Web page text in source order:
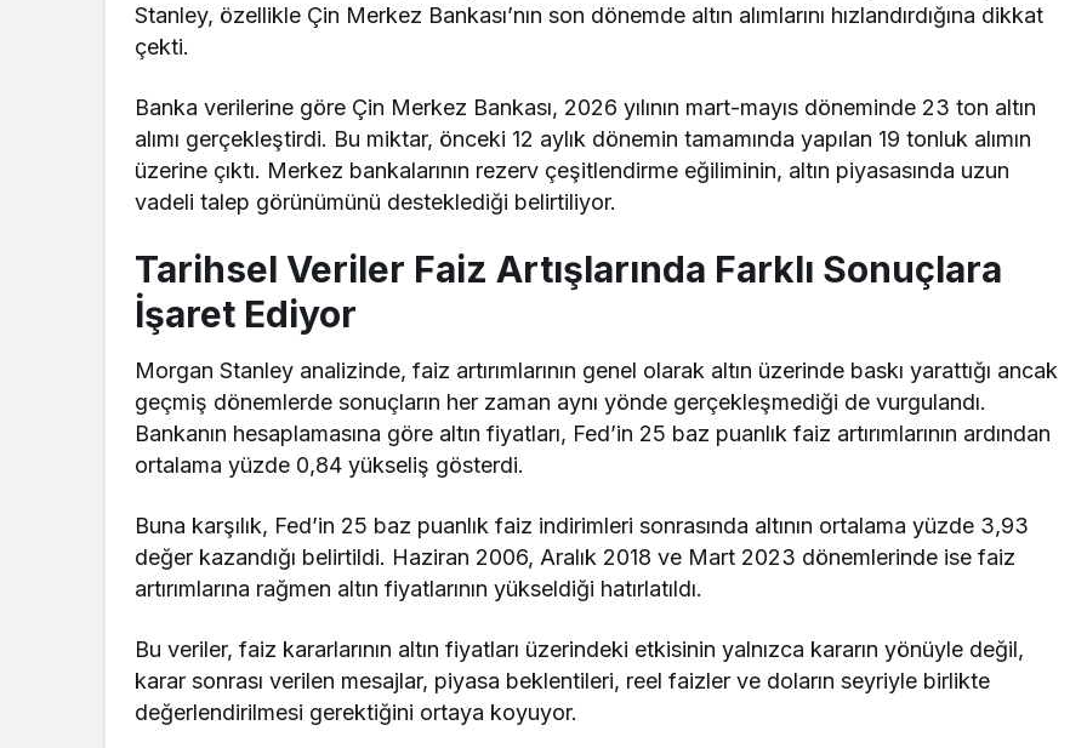
Stanley, özellikle Çin Merkez Bankası’nın son dönemde altın alımlarını hızlandırdığına dikkat
çekti.
Banka verilerine göre Çin Merkez Bankası, 2026 yılının mart-mayıs döneminde 23 ton altın
alımı gerçekleştirdi. Bu miktar, önceki 12 aylık dönemin tamamında yapılan 19 tonluk alımın
üzerine çıktı. Merkez bankalarının rezerv çeşitlendirme eğiliminin, altın piyasasında uzun
vadeli talep görünümünü desteklediği belirtiliyor.
Tarihsel Veriler Faiz Artışlarında Farklı Sonuçlara
İşaret Ediyor
Morgan Stanley analizinde, faiz artırımlarının genel olarak altın üzerinde baskı yarattığı ancak
geçmiş dönemlerde sonuçların her zaman aynı yönde gerçekleşmediği de vurgulandı.
Bankanın hesaplamasına göre altın fiyatları, Fed’in 25 baz puanlık faiz artırımlarının ardından
ortalama yüzde 0,84 yükseliş gösterdi.
Buna karşılık, Fed’in 25 baz puanlık faiz indirimleri sonrasında altının ortalama yüzde 3,93
değer kazandığı belirtildi. Haziran 2006, Aralık 2018 ve Mart 2023 dönemlerinde ise faiz
artırımlarına rağmen altın fiyatlarının yükseldiği hatırlatıldı.
Bu veriler, faiz kararlarının altın fiyatları üzerindeki etkisinin yalnızca kararın yönüyle değil,
karar sonrası verilen mesajlar, piyasa beklentileri, reel faizler ve doların seyriyle birlikte
değerlendirilmesi gerektiğini ortaya koyuyor.